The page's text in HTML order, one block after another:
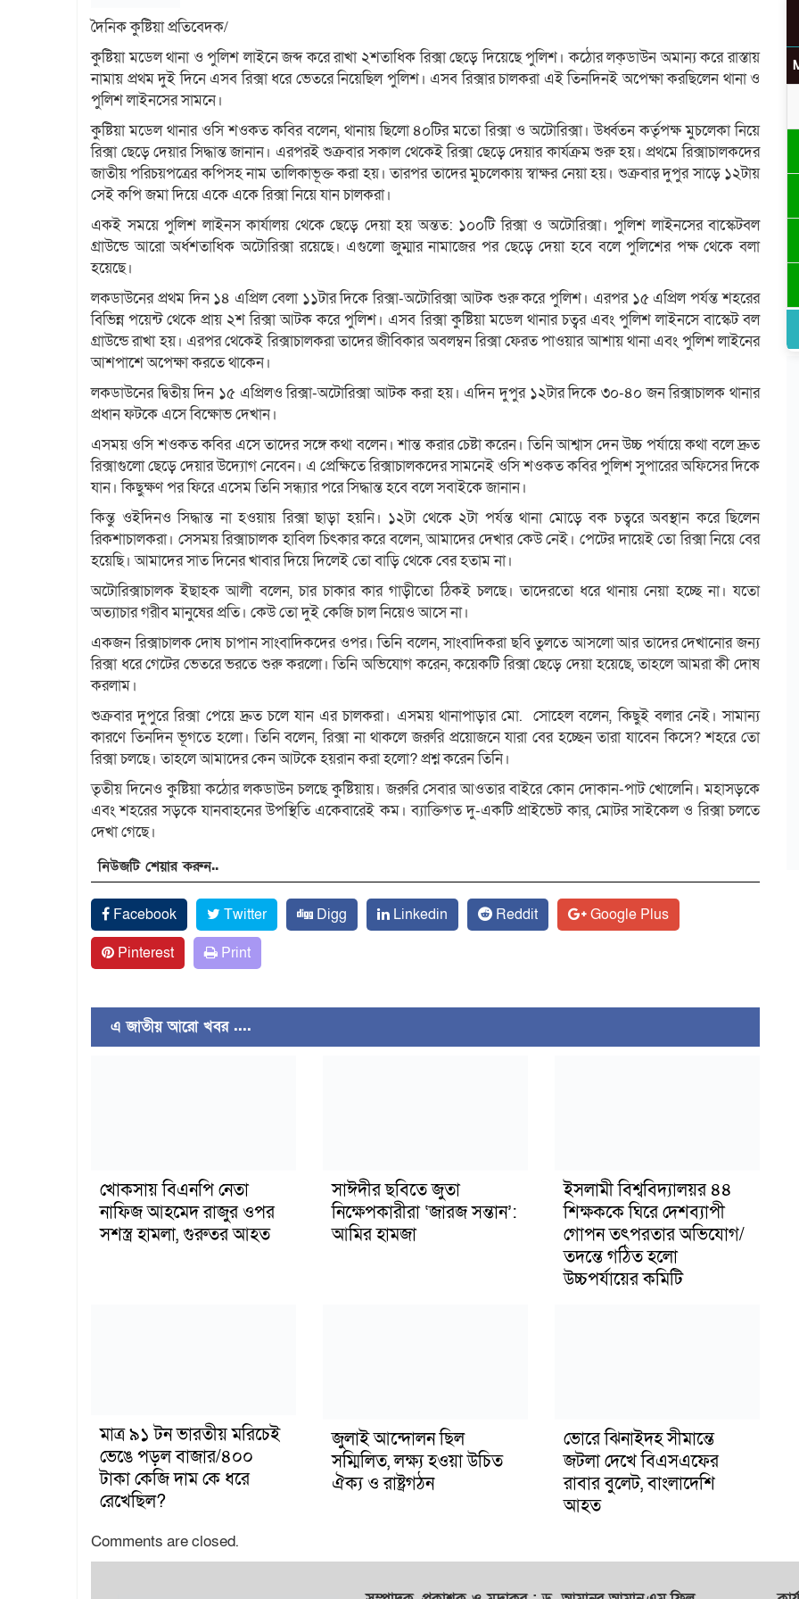
দৈনিক কুষ্টিয়া প্রতিবেদক/
কুষ্টিয়া মডেল থানা ও পুলিশ লাইনে জব্দ করে রাখা ২শতাধিক রিক্সা ছেড়ে দিয়েছে পুলিশ। কঠোর লক্ডাউন অমান্য করে রাস্তায়
নামায় প্রথম দুই দিনে এসব রিক্সা ধরে ভেতরে নিয়েছিল পুলিশ। এসব রিক্সার চালকরা এই তিনদিনই অপেক্ষা করছিলেন থানা ও
পুলিশ লাইনসের সামনে।
কুষ্টিয়া মডেল থানার ওসি শওকত কবির বলেন, থানায় ছিলো ৪০টির মতো রিক্সা ও অটোরিক্সা। উর্ধ্বতন কর্তৃপক্ষ মুচলেকা নিয়ে
রিক্সা ছেড়ে দেয়ার সিদ্ধান্ত জানান। এরপরই শুক্রবার সকাল থেকেই রিক্সা ছেড়ে দেয়ার কার্যক্রম শুরু হয়। প্রথমে রিক্সাচালকদের
জাতীয় পরিচয়পত্রের কপিসহ নাম তালিকাভূক্ত করা হয়। তারপর তাদের মুচলেকায় স্বাক্ষর নেয়া হয়। শুক্রবার দুপুর সাড়ে ১২টায়
সেই কপি জমা দিয়ে একে একে রিক্সা নিয়ে যান চালকরা।
একই সময়ে পুলিশ লাইনস কার্যালয় থেকে ছেড়ে দেয়া হয় অন্তত: ১০০টি রিক্সা ও অটোরিক্সা। পুলিশ লাইনসের বাস্কেটবল
গ্রাউন্ডে আরো অর্ধশতাধিক অটোরিক্সা রয়েছে। এগুলো জুম্মার নামাজের পর ছেড়ে দেয়া হবে বলে পুলিশের পক্ষ থেকে বলা
হয়েছে।
লকডাউনের প্রথম দিন ১৪ এপ্রিল বেলা ১১টার দিকে রিক্সা-অটোরিক্সা আটক শুরু করে পুলিশ। এরপর ১৫ এপ্রিল পর্যন্ত শহরের
বিভিন্ন পয়েন্ট থেকে প্রায় ২শ রিক্সা আটক করে পুলিশ। এসব রিক্সা কুষ্টিয়া মডেল থানার চত্বর এবং পুলিশ লাইনসে বাস্কেট বল
গ্রাউন্ডে রাখা হয়। এরপর থেকেই রিক্সাচালকরা তাদের জীবিকার অবলম্বন রিক্সা ফেরত পাওয়ার আশায় থানা এবং পুলিশ লাইনের
আশপাশে অপেক্ষা করতে থাকেন।
লকডাউনের দ্বিতীয় দিন ১৫ এপ্রিলও রিক্সা-অটোরিক্সা আটক করা হয়। এদিন দুপুর ১২টার দিকে ৩০-৪০ জন রিক্সাচালক থানার
প্রধান ফটকে এসে বিক্ষোভ দেখান।
এসময় ওসি শওকত কবির এসে তাদের সঙ্গে কথা বলেন। শান্ত করার চেষ্টা করেন। তিনি আশ্বাস দেন উচ্চ পর্যায়ে কথা বলে দ্রুত
রিক্সাগুলো ছেড়ে দেয়ার উদ্যোগ নেবেন। এ প্রেক্ষিতে রিক্সাচালকদের সামনেই ওসি শওকত কবির পুলিশ সুপারের অফিসের দিকে
যান। কিছুক্ষণ পর ফিরে এসেম তিনি সন্ধ্যার পরে সিদ্ধান্ত হবে বলে সবাইকে জানান।
কিন্তু ওইদিনও সিদ্ধান্ত না হওয়ায় রিক্সা ছাড়া হয়নি। ১২টা থেকে ২টা পর্যন্ত থানা মোড়ে বক চত্বরে অবস্থান করে ছিলেন
রিকশাচালকরা। সেসময় রিক্সাচালক হাবিল চিৎকার করে বলেন, আমাদের দেখার কেউ নেই। পেটের দায়েই তো রিক্সা নিয়ে বের
হয়েছি। আমাদের সাত দিনের খাবার দিয়ে দিলেই তো বাড়ি থেকে বের হতাম না।
অটোরিক্সাচালক ইছাহক আলী বলেন, চার চাকার কার গাড়ীতো ঠিকই চলছে। তাদেরতো ধরে থানায় নেয়া হচ্ছে না। যতো
অত্যাচার গরীব মানুষের প্রতি। কেউ তো দুই কেজি চাল নিয়েও আসে না।
একজন রিক্সাচালক দোষ চাপান সাংবাদিকদের ওপর। তিনি বলেন, সাংবাদিকরা ছবি তুলতে আসলো আর তাদের দেখানোর জন্য
রিক্সা ধরে গেটের ভেতরে ভরতে শুরু করলো। তিনি অভিযোগ করেন, কয়েকটি রিক্সা ছেড়ে দেয়া হয়েছে, তাহলে আমরা কী দোষ
করলাম।
শুক্রবার দুপুরে রিক্সা পেয়ে দ্রুত চলে যান এর চালকরা। এসময় থানাপাড়ার মো. সোহেল বলেন, কিছুই বলার নেই। সামান্য
কারণে তিনদিন ভূগতে হলো। তিনি বলেন, রিক্সা না থাকলে জরুরি প্রয়োজনে যারা বের হচ্ছেন তারা যাবেন কিসে? শহরে তো
রিক্সা চলছে। তাহলে আমাদের কেন আটকে হয়রান করা হলো? প্রশ্ন করেন তিনি।
তৃতীয় ‍দিনেও কুষ্টিয়া কঠোর লকডাউন চলছে কুষ্টিয়ায়। জরুরি সেবার আওতার বাইরে কোন দোকান-পাট খোলেনি। মহাসড়কে
এবং শহরের সড়কে যানবাহনের উপস্থিতি একেবারেই কম। ব্যাক্তিগত দু-একটি প্রাইভেট কার, মোটর সাইকেল ও রিক্সা চলতে
দেখা গেছে।
নিউজটি শেয়ার করুন..
Facebook Twitter Digg Linkedin Reddit
Google Plus
Pinterest
Print
এ জাতীয় আরো খবর ....
খোকসায় বিএনপি নেতা
নাফিজ আহমেদ রাজুর ওপর
সশস্ত্র হামলা, গুরুতর আহত
সাঈদীর ছবিতে জুতা
নিক্ষেপকারীরা ‘জারজ সন্তান’:
আমির হামজা
ইসলামী বিশ্ববিদ্যালয়র ৪৪
শিক্ষককে ঘিরে দেশব্যাপী
গোপন তৎপরতার অভিযোগ/
তদন্তে গঠিত হলো
উচ্চপর্যায়ের কমিটি
মাত্র ৯১ টন ভারতীয় মরিচেই
ভেঙে পড়ল বাজার/৪০০
টাকা কেজি দাম কে ধরে
রেখেছিল?
জুলাই আন্দোলন ছিল
সম্মিলিত, লক্ষ্য হওয়া উচিত
ঐক্য ও রাষ্ট্রগঠন
ভোরে ঝিনাইদহ সীমান্তে
জটলা দেখে বিএসএফের
রাবার বুলেট, বাংলাদেশি
আহত
Comments are closed.